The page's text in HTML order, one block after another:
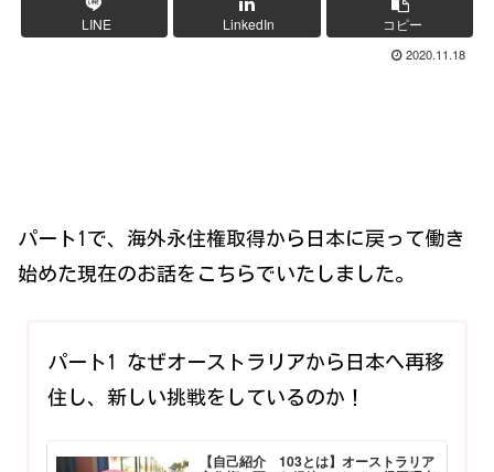
LINE LinkedIn コピー
2020.11.18
パート1で、海外永住権取得から日本に戻って働き
始めた現在のお話をこちらでいたしました。
パート1 なぜオーストラリアから日本へ再移
住し、新しい挑戦をしているのか！
【自己紹介 103とは】オーストラリア